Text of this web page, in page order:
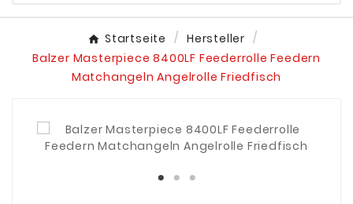
Startseite
Hersteller
Balzer Masterpiece 8400LF Feederrolle Feedern
Matchangeln Angelrolle Friedfisch